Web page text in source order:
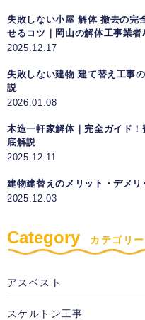
失敗しない小屋 解体 撤去の完
せるコツ｜岡山の解体工事業
2025.12.17
失敗しない建物 建て替え工事
説
2026.01.08
木造一軒家解体｜完全ガイド
底解説
2025.12.11
建物建替えのメリット・デメ
2025.12.03
Category カテゴリー
アスベスト
スケルトン工事